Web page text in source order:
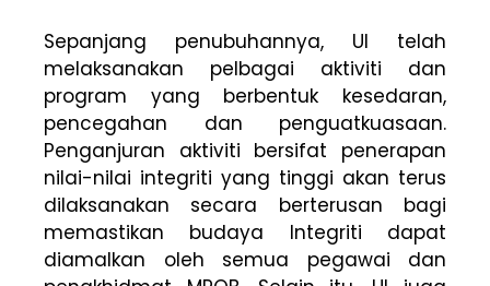
Sepanjang penubuhannya, UI telah
melaksanakan pelbagai aktiviti dan
program yang berbentuk kesedaran,
pencegahan dan penguatkuasaan.
Penganjuran aktiviti bersifat penerapan
nilai-nilai integriti yang tinggi akan terus
dilaksanakan secara berterusan bagi
memastikan budaya Integriti dapat
diamalkan oleh semua pegawai dan